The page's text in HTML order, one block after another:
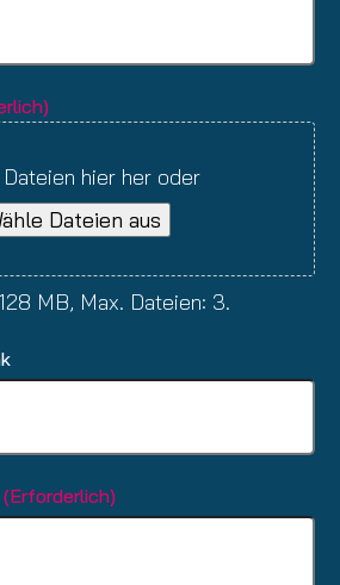
hier her oder
Dateien aus
MB, Max. Dateien: 3.
(Erforderlich)